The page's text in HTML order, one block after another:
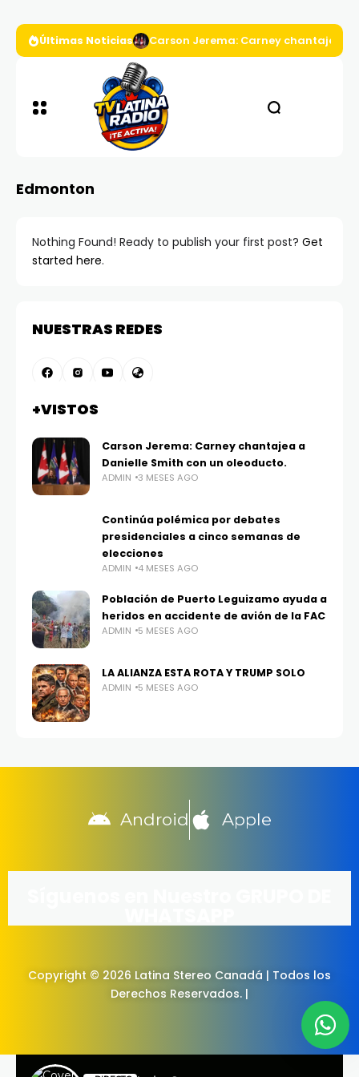
Últimas Noticias Carson Jerema: Carney chantajea a
Edmonton
Nothing Found! Ready to publish your first post? Get
started here.
NUESTRAS REDES
+VISTOS
Carson Jerema: Carney chantajea a
Danielle Smith con un oleoducto.
ADMIN 3 MESES AGO
Continúa polémica por debates
presidenciales a cinco semanas de
elecciones
ADMIN 4 MESES AGO
Población de Puerto Leguizamo ayuda a
heridos en accidente de avión de la FAC
ADMIN 5 MESES AGO
LA ALIANZA ESTA ROTA Y TRUMP SOLO
ADMIN 5 MESES AGO
Android Apple
Copyright © 2026 Latina Stereo Canadá | Todos los
Derechos Reservados. |